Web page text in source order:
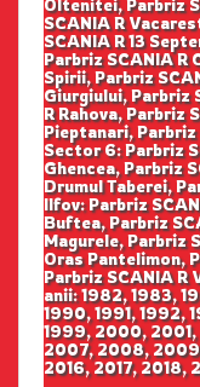
Oltenitei, Parbriz
SCANIA R
SCANIA R 13
Parbriz SCANIA R
Spirii, Parbriz
Giurgiului, Parbriz
R Rahova, Parbriz
Pieptanari,
Sector 6: Parbriz
Ghencea, Parbriz
Drumul Taberei,
Ilfov: Parbriz
Buftea, Parbriz
Magurele, Parbriz
Oras Pantelimon,
Parbriz SCANIA R
anii: 1982, 1983,
1990, 1991, 1992,
1999, 2000,
2007, 2008, 2009,
2016, 2017, 2018,